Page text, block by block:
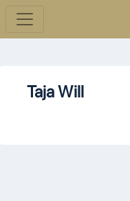
Taja Will